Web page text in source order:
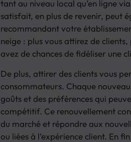
tant au niveau local qu’en ligne
satisfait, en plus de revenir, peut
recommandant votre
neige : plus vous attirez de
avez de chances de fidéliser une
De plus, attirer des clients vous
consommateurs. Chaque
goûts et des préférences qui
compétitif. Ce renouvellement
du marché et répondre aux
ou liées à l’expérience client. En